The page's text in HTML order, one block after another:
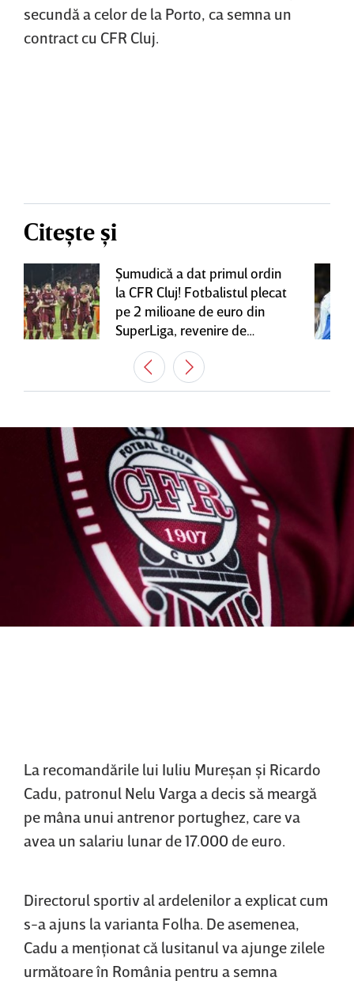
secundă a celor de la Porto, ca semna un
contract cu CFR Cluj.
Citește și
Şumudică a dat primul ordin
la CFR Cluj! Fotbalistul plecat
pe 2 milioane de euro din
SuperLiga, revenire de
senzaţie în Gruia
La recomandările lui Iuliu Mureşan şi Ricardo
Cadu, patronul Nelu Varga a decis să meargă
pe mâna unui antrenor portughez, care va
avea un salariu lunar de 17.000 de euro.
Directorul sportiv al ardelenilor a explicat cum
s-a ajuns la varianta Folha. De asemenea,
Cadu a menţionat că lusitanul va ajunge zilele
următoare în România pentru a semna